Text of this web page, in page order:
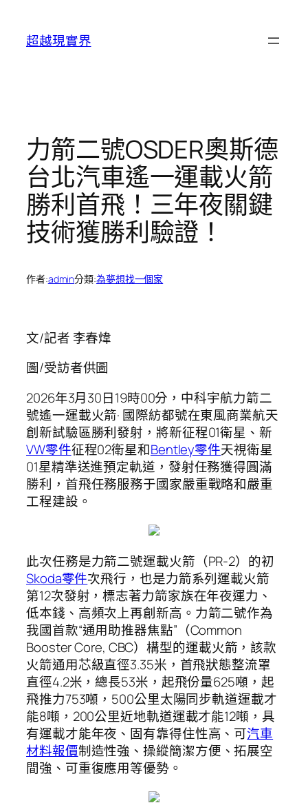
超越現實界
力箭二號OSDER奧斯德
台北汽車遙一運載火箭
勝利首飛！三年夜關鍵
技術獲勝利驗證！
作者:admin分類:為夢想找一個家
文/記者 李春煒
圖/受訪者供圖
2026年3月30日19時00分，中科宇航力箭二
號遙一運載火箭· 國際紡都號在東風商業航天
創新試驗區勝利發射，將新征程01衛星、新
VW零件征程02衛星和Bentley零件天視衛星
01星精準送進預定軌道，發射任務獲得圓滿
勝利，首飛任務服務于國家嚴重戰略和嚴重
工程建設。
此次任務是力箭二號運載火箭（PR-2）的初
Skoda零件次飛行，也是力箭系列運載火箭
第12次發射，標志著力箭家族在年夜運力、
低本錢、高頻次上再創新高。力箭二號作為
我國首款“通用助推器焦點”（Common
Booster Core, CBC）構型的運載火箭，該款
火箭通用芯級直徑3.35米，首飛狀態整流罩
直徑4.2米，總長53米，起飛份量625噸，起
飛推力753噸，500公里太陽同步軌道運載才
能8噸，200公里近地軌道運載才能12噸，具
有運載才能年夜、固有靠得住性高、可汽車
材料報價制造性強、操縱簡潔方便、拓展空
間強、可重復應用等優勢。